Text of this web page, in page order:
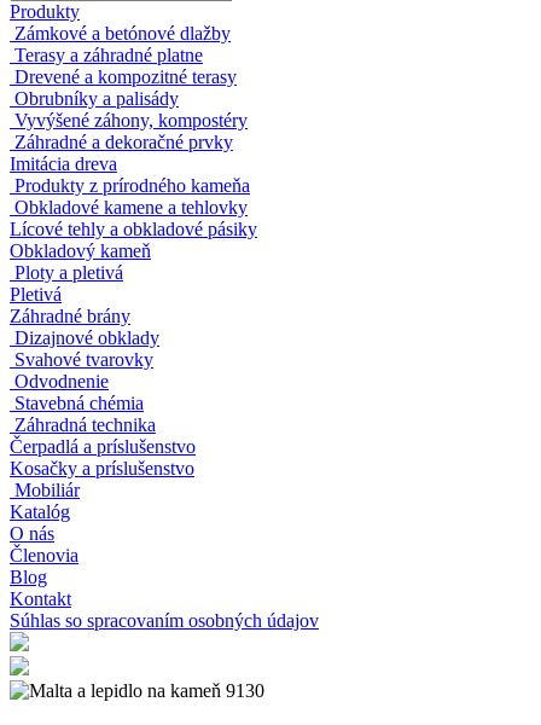
Produkty
Zámkové a betónové dlažby
Terasy a záhradné platne
Drevené a kompozitné terasy
Obrubníky a palisády
Vyvýšené záhony, kompostéry
Záhradné a dekoračné prvky
Imitácia dreva
Produkty z prírodného kameňa
Obkladové kamene a tehlovky
Lícové tehly a obkladové pásiky
Obkladový kameň
Ploty a pletivá
Pletivá
Záhradné brány
Dizajnové obklady
Svahové tvarovky
Odvodnenie
Stavebná chémia
Záhradná technika
Čerpadlá a príslušenstvo
Kosačky a príslušenstvo
Mobiliár
Katalóg
O nás
Členovia
Blog
Kontakt
Súhlas so spracovaním osobných údajov